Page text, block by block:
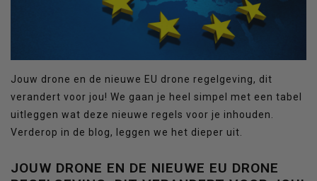
Jouw drone en de nieuwe EU drone regelgeving, dit
verandert voor jou! We gaan je heel simpel met een tabel
uitleggen wat deze nieuwe regels voor je inhouden.
Verderop in de blog, leggen we het dieper uit.
JOUW DRONE EN DE NIEUWE EU DRONE